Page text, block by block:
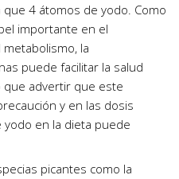
4 átomos de yodo. Como
importante en el
la
puede facilitar la salud
que advertir que este
y en las dosis
en la dieta puede
picantes como la